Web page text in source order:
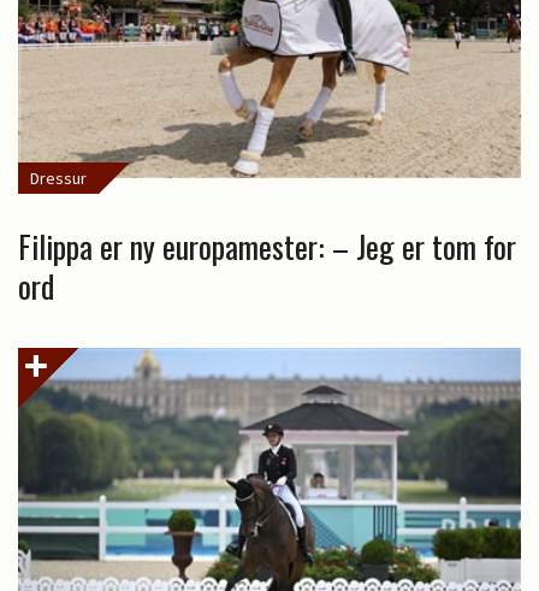
Dressur
Filippa er ny europamester: – Jeg er tom for
ord